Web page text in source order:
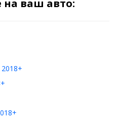
на ваш авто: